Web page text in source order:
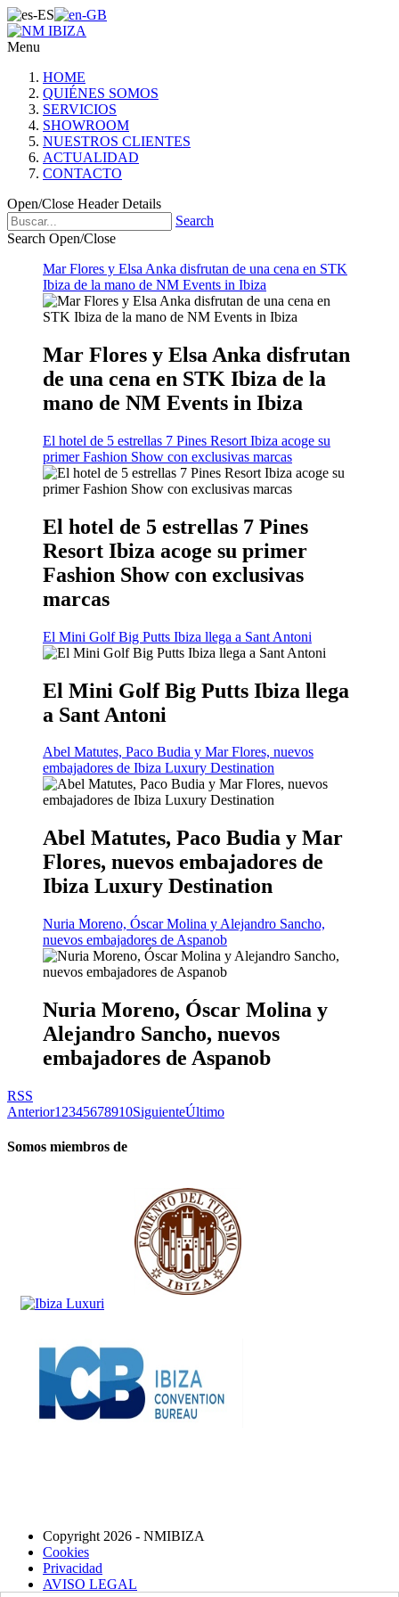
Menu
HOME
QUIÉNES SOMOS
SERVICIOS
SHOWROOM
NUESTROS CLIENTES
ACTUALIDAD
CONTACTO
Open/Close Header Details
Search
Search Open/Close
Mar Flores y Elsa Anka disfrutan de una cena en STK
Ibiza de la mano de NM Events in Ibiza
Mar Flores y Elsa Anka disfrutan
de una cena en STK Ibiza de la
mano de NM Events in Ibiza
El hotel de 5 estrellas 7 Pines Resort Ibiza acoge su
primer Fashion Show con exclusivas marcas
El hotel de 5 estrellas 7 Pines
Resort Ibiza acoge su primer
Fashion Show con exclusivas
marcas
El Mini Golf Big Putts Ibiza llega a Sant Antoni
El Mini Golf Big Putts Ibiza llega
a Sant Antoni
Abel Matutes, Paco Budia y Mar Flores, nuevos
embajadores de Ibiza Luxury Destination
Abel Matutes, Paco Budia y Mar
Flores, nuevos embajadores de
Ibiza Luxury Destination
Nuria Moreno, Óscar Molina y Alejandro Sancho,
nuevos embajadores de Aspanob
Nuria Moreno, Óscar Molina y
Alejandro Sancho, nuevos
embajadores de Aspanob
RSS
Anterior1 2345678910SiguienteÚltimo
Somos miembros de
Copyright 2026 - NMIBIZA
Cookies
Privacidad
AVISO LEGAL